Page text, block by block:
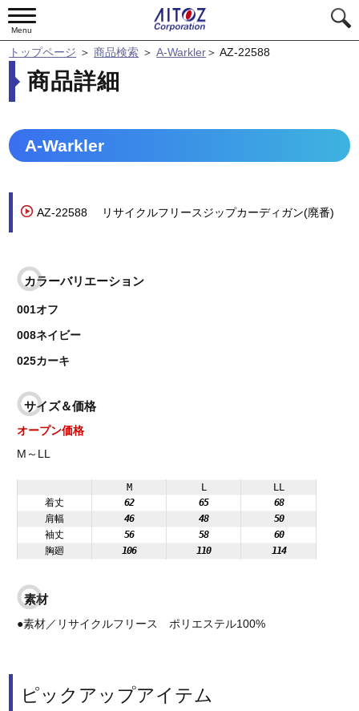
Menu
トップページ ＞商品検索 ＞ A-Warkler＞AZ-22588
商品詳細
A-Warkler
AZ-22588 リサイクルフリースジップカーディガン(廃番)
カラーバリエーション
001オフ
008ネイビー
025カーキ
サイズ＆価格
オープン価格
M～LL
M L
LL
着丈
62 65
68
肩幅
46 48
50
袖丈
56 58
60
胸廻
106 110 114
素材
●素材／リサイクルフリース ポリエステル100%
ピックアップアイテム